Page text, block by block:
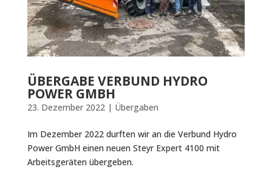
ÜBERGABE VERBUND HYDRO
POWER GMBH
23. Dezember 2022| Übergaben
Im Dezember 2022 durften wir an die Verbund Hydro
Power GmbH einen neuen Steyr Expert 4100 mit
Arbeitsgeräten übergeben.